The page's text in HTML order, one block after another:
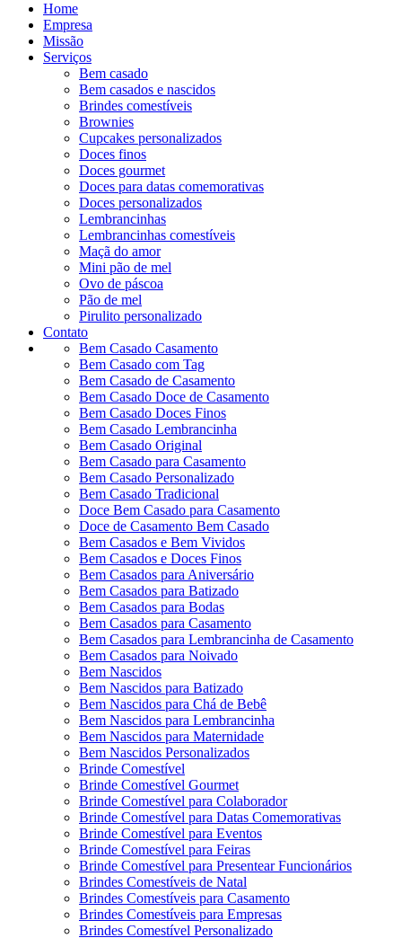
Home
Empresa
Missão
Serviços
Bem casado
Bem casados e nascidos
Brindes comestíveis
Brownies
Cupcakes personalizados
Doces finos
Doces gourmet
Doces para datas comemorativas
Doces personalizados
Lembrancinhas
Lembrancinhas comestíveis
Maçã do amor
Mini pão de mel
Ovo de páscoa
Pão de mel
Pirulito personalizado
Contato
Bem Casado Casamento
Bem Casado com Tag
Bem Casado de Casamento
Bem Casado Doce de Casamento
Bem Casado Doces Finos
Bem Casado Lembrancinha
Bem Casado Original
Bem Casado para Casamento
Bem Casado Personalizado
Bem Casado Tradicional
Doce Bem Casado para Casamento
Doce de Casamento Bem Casado
Bem Casados e Bem Vividos
Bem Casados e Doces Finos
Bem Casados para Aniversário
Bem Casados para Batizado
Bem Casados para Bodas
Bem Casados para Casamento
Bem Casados para Lembrancinha de Casamento
Bem Casados para Noivado
Bem Nascidos
Bem Nascidos para Batizado
Bem Nascidos para Chá de Bebê
Bem Nascidos para Lembrancinha
Bem Nascidos para Maternidade
Bem Nascidos Personalizados
Brinde Comestível
Brinde Comestível Gourmet
Brinde Comestível para Colaborador
Brinde Comestível para Datas Comemorativas
Brinde Comestível para Eventos
Brinde Comestível para Feiras
Brinde Comestível para Presentear Funcionários
Brindes Comestíveis de Natal
Brindes Comestíveis para Casamento
Brindes Comestíveis para Empresas
Brindes Comestível Personalizado